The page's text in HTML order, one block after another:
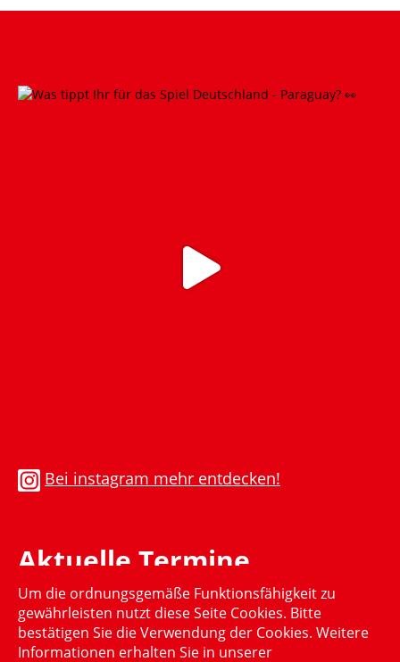
Bei instagram mehr entdecken!
Aktuelle Termine
Momentan gibt es keinen aktuellen Termin
Um die ordnungsgemäße Funktionsfähigkeit zu
gewährleisten nutzt diese Seite Cookies. Bitte
bestätigen Sie die Verwendung der Cookies. Weitere
Informationen erhalten Sie in unserer